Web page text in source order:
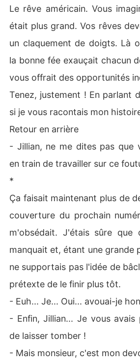
Le rêve américain. Vous
était plus grand. Vos rêves
un claquement de doigts. Là
la bonne fée exauçait chacun
vous offrait des opportunités
Tenez, justement ! En parlant
si je vous racontais mon
Retour en arrière
- Jillian, ne me dites pas que
en train de travailler sur ce
*
Ça faisait maintenant plus de
couverture du prochain
m'obsédait. J'étais sûre que
manquait et, étant une grande
ne supportais pas l'idée de
prétexte de le finir plus tôt.
- Euh... Je... Oui... avouai-je
- Enfin, Jillian... Je vous
de laisser tomber !
- Mais monsieur, c'est mon